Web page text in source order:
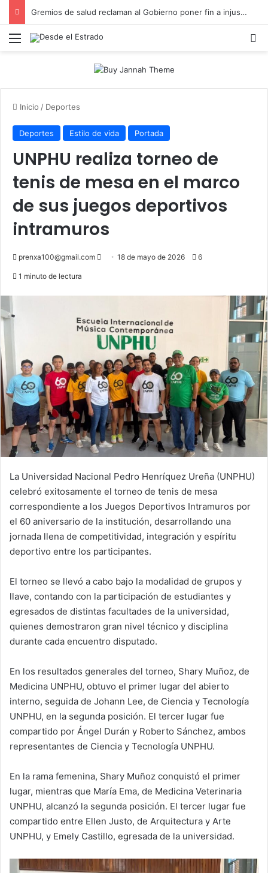
Gremios de salud reclaman al Gobierno poner fin a injusticia salarial que afecta a miles de trabajadores administrativos
Menú
Inicio / Deportes
Deportes Estilo de vida Portada
UNPHU realiza torneo de
tenis de mesa en el marco
de sus juegos deportivos
intramuros
prenxa100@gmail.com
Send18 de mayo de 2026 6
1 minuto de lectura
La Universidad Nacional Pedro Henríquez Ureña (UNPHU)
celebró exitosamente el torneo de tenis de mesa
correspondiente a los Juegos Deportivos Intramuros por
el 60 aniversario de la institución, desarrollando una
jornada llena de competitividad, integración y espíritu
deportivo entre los participantes.
El torneo se llevó a cabo bajo la modalidad de grupos y
llave, contando con la participación de estudiantes y
egresados de distintas facultades de la universidad,
quienes demostraron gran nivel técnico y disciplina
durante cada encuentro disputado.
En los resultados generales del torneo, Shary Muñoz, de
Medicina UNPHU, obtuvo el primer lugar del abierto
interno, seguida de Johann Lee, de Ciencia y Tecnología
UNPHU, en la segunda posición. El tercer lugar fue
compartido por Ángel Durán y Roberto Sánchez, ambos
representantes de Ciencia y Tecnología UNPHU.
En la rama femenina, Shary Muñoz conquistó el primer
lugar, mientras que María Ema, de Medicina Veterinaria
UNPHU, alcanzó la segunda posición. El tercer lugar fue
compartido entre Ellen Justo, de Arquitectura y Arte
UNPHU, y Emely Castillo, egresada de la universidad.